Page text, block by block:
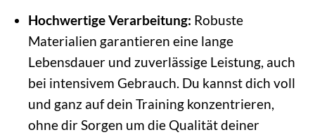
Hochwertige Verarbeitung: Robuste
Materialien garantieren eine lange
Lebensdauer und zuverlässige Leistung, auch
bei intensivem Gebrauch. Du kannst dich voll
und ganz auf dein Training konzentrieren,
ohne dir Sorgen um die Qualität deiner